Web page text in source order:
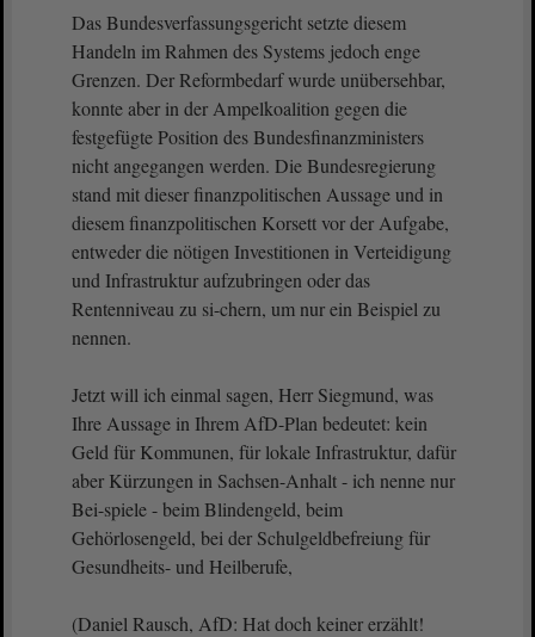
Das Bundesverfassungsgericht setzte diesem
Handeln im Rahmen des Systems jedoch enge
Grenzen. Der Reformbedarf wurde unübersehbar,
konnte aber in der Ampelkoalition gegen die
festgefügte Position des Bundesfinanzministers
nicht angegangen werden. Die Bundesregierung
stand mit dieser finanzpolitischen Aussage und in
diesem finanzpolitischen Korsett vor der Aufgabe,
entweder die nötigen Investitionen in Verteidigung
und Infrastruktur aufzubringen oder das
Rentenniveau zu si-chern, um nur ein Beispiel zu
nennen.
Jetzt will ich einmal sagen, Herr Siegmund, was
Ihre Aussage in Ihrem AfD-Plan bedeutet: kein
Geld für Kommunen, für lokale Infrastruktur, dafür
aber Kürzungen in Sachsen-Anhalt - ich nenne nur
Bei-spiele - beim Blindengeld, beim
Gehörlosengeld, bei der Schulgeldbefreiung für
Gesundheits- und Heilberufe,
(Daniel Rausch, AfD: Hat doch keiner erzählt!